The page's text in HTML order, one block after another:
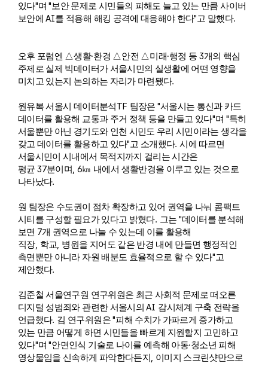
있다"며"보안 문제로 시민들의 피해도 늘고 있는 만큼 사이버
보안에AI를 적용해 해킹 공격에 대응해야 한다"고 말했다.
오후 포럼엔 △생활·환경 △안전 △미래·행정 등 3개의 핵심
주제로 실제 빅데이터가 서울시민의 실생활에 어떤 영향을
미치고 있는지 논의하는 자리가 마련됐다.
원유복 서울시 데이터분석TF 팀장은 "서울시는 통신과 카드
데이터를 활용해 교통과 주거 정책 등을 만들고 있다"며 "특히
서울뿐만 아닌 경기도와 인천 시민도 우리 시민이라는 생각을
갖고 데이터를 활용하고 있다"고 소개했다.시에 따르면
서울시민이 시내에서 목적지까지 걸리는 시간은
평균37분이며, 6㎞ 내에서 생활반경을 이루고 있는 것으로
나타났다.
원 팀장은 수도권이 점차 확장하고 있어 권역을 나눠 콤팩트
시티를 구성할 필요가 있다고 밝혔다. 그는 "데이터를 분석해
보면 7개 권역으로 나눌 수 있는데 이를 활용해
직장, 학교, 병원을 지어도 같은 반경 내에 만들면 행정적인
측면뿐만 아니라 자원 배분도 효율적으로 할 수 있다"고
제안했다.
김준철 서울연구원 연구위원은 최근 사회적 문제로 떠오른
디지털 성범죄와 관련한 서울시의AI 감시체계 구축 전략을
언급했다. 김 연구위원은"피해 수치가 가파르게 증가하고
있는 만큼 어떻게 하면 시민들을 빠르게 지원할지 고민하고
있다"며"안면인식 기술로 나이를 예측해 아동·청소년 피해
영상물임을 신속하게 파악한다든지 , 이미지 스크린샷만으로